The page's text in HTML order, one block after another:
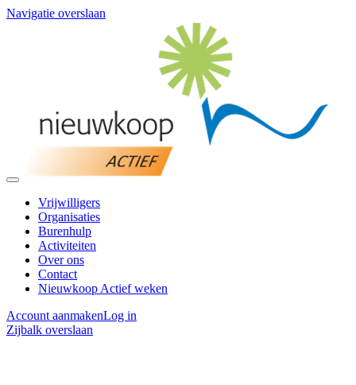
Navigatie overslaan
Vrijwilligers
Organisaties
Burenhulp
Activiteiten
Over ons
Contact
Nieuwkoop Actief weken
Account aanmakenLog in
Zijbalk overslaan